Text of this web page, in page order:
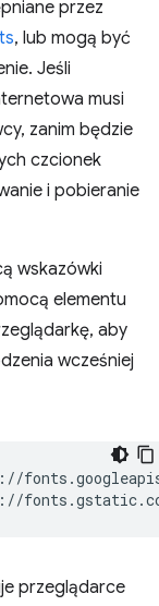
przez
, lub mogą być
Jeśli
musi
zanim będzie
czcionek
i pobieranie
wskazówki
elementu
aby
wcześniej
przeglądarce